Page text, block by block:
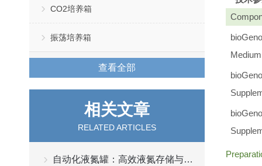
CO2培养箱
振荡培养箱
查看全部
相关文章
RELATED ARTICLES
自动化液氮罐：高效液氮存储与管理的关键
Medium